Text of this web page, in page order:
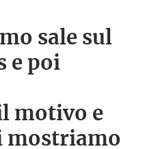
sale sul
e poi
motivo e
mostriamo